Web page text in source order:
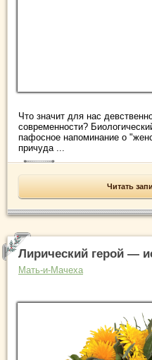
Что значит для нас
современности?
пафосное напоминание о
причуда ...
Читать
Лирический герой —
Мать-и-Мачеха